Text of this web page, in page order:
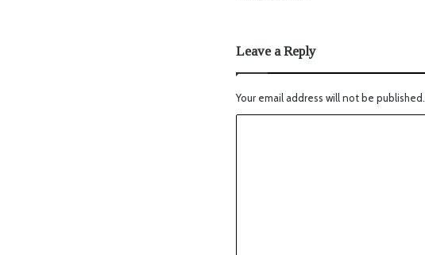
Leave a Reply
Your email address will not be published.